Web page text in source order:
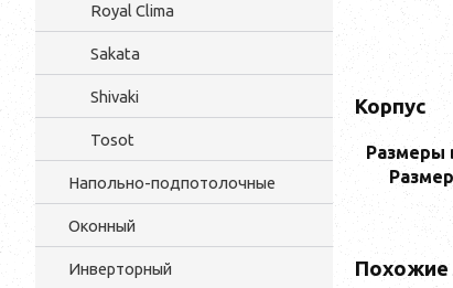
Royal Clima
Sakata
Shivaki
Tosot
Напольно-подпотолочные
Оконный
Инверторный
Корпус
Размеры
Похожие